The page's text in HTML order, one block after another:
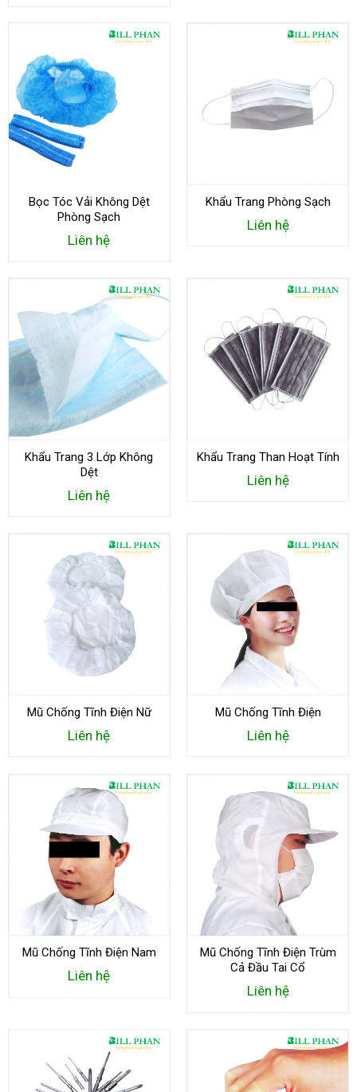
Bọc Tóc Vải Không Dệt
Phòng Sạch
Liên hệ
Khẩu Trang Phòng Sạch
Liên hệ
Khẩu Trang 3 Lớp Không
Dệt
Liên hệ
Khẩu Trang Than Hoạt Tính
Liên hệ
Mũ Chống Tĩnh Điện Nữ
Liên hệ
Mũ Chống Tĩnh Điện
Liên hệ
Mũ Chống Tĩnh Điện Nam
Liên hệ
Mũ Chống Tĩnh Điện Trùm
Cả Đầu Tai Cổ
Liên hệ